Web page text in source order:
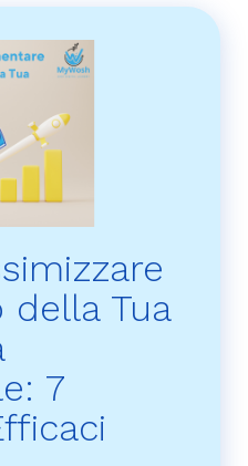
della Tua
7